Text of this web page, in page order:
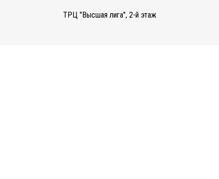
ТРЦ "Высшая лига", 2-й этаж